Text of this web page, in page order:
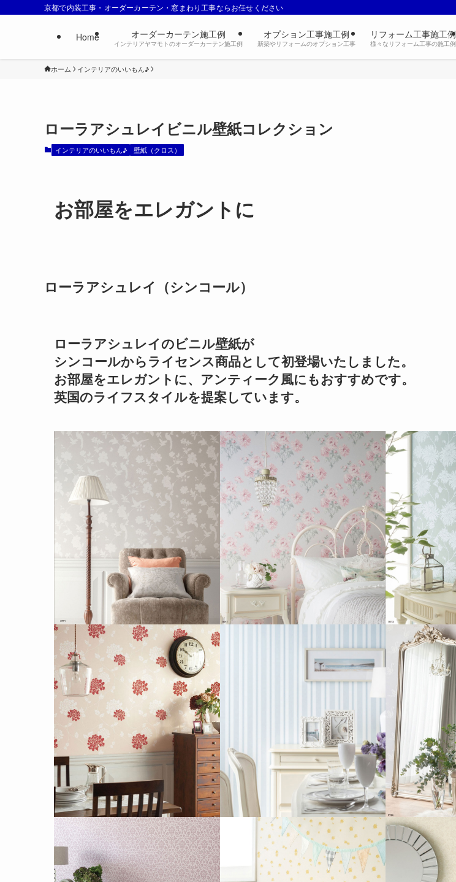
京都で内装工事・オーダーカーテン・窓まわり工事ならお任せください
Home オーダーカーテン施工例
インテリアヤマモトのオーダーカーテン施工例
オプション工事施工例
新築やリフォームのオプション工事
リフォーム工事施工例
様々なリフォーム工事の施工例
ホーム インテリアのいいもん♪
ローラアシュレイビニル壁紙コレクション
インテリアのいいもん♪ 壁紙（クロス）
お部屋をエレガントに
ローラアシュレイ（シンコール）
ローラアシュレイのビニル壁紙が
シンコールからライセンス商品として初登場いたしました。
お部屋をエレガントに、アンティーク風にもおすすめです。
英国のライフスタイルを提案しています。